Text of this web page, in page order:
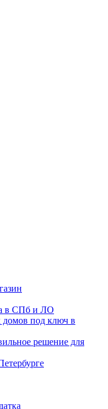
в СПб и ЛО
домов под ключ в
решение для